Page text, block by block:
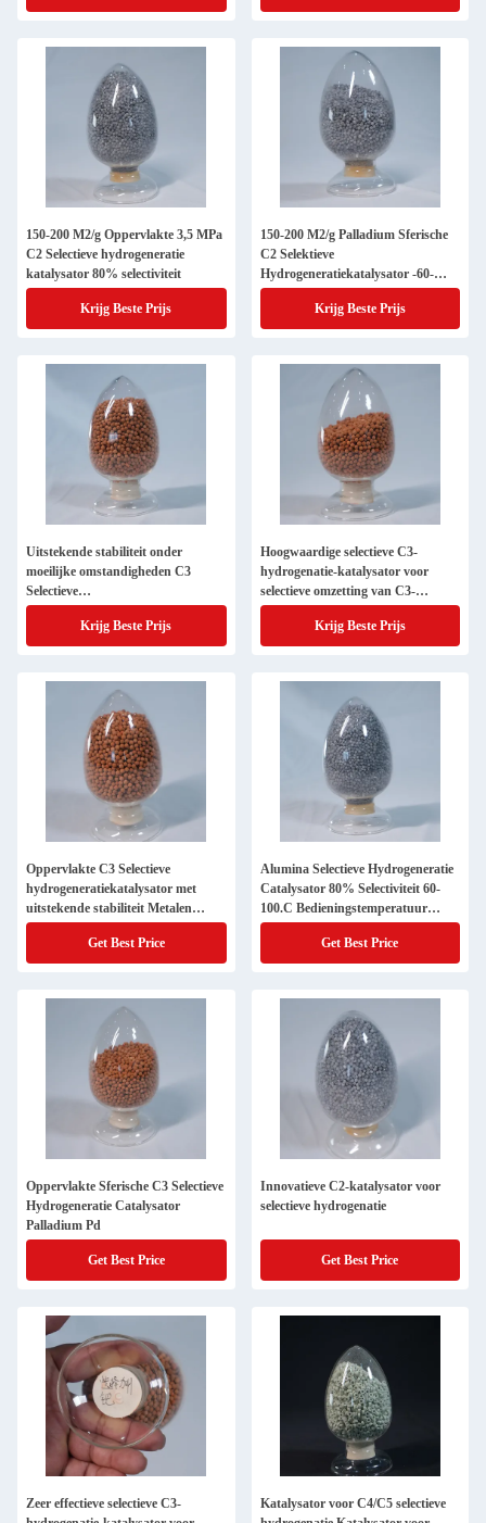
150-200 M2/g Oppervlakte 3,5 MPa
C2 Selectieve hydrogeneratie
katalysator 80% selectiviteit
Krijg Beste Prijs
150-200 M2/g Palladium Sferische
C2 Selektieve
Hydrogeneratiekatalysator -60-
100.C
Krijg Beste Prijs
Uitstekende stabiliteit onder
moeilijke omstandigheden C3
Selectieve
hydrogeneratiekatalysator voor
extreme temperaturen
Krijg Beste Prijs
Hoogwaardige selectieve C3-
hydrogenatie-katalysator voor
selectieve omzetting van C3-
koolwaterstoffen
Krijg Beste Prijs
Oppervlakte C3 Selectieve
hydrogeneratiekatalysator met
uitstekende stabiliteit Metalen
katalysator
Get Best Price
Alumina Selectieve Hydrogeneratie
Catalysator 80% Selectiviteit 60-
100.C Bedieningstemperatuur
Chemische industrie
Get Best Price
Oppervlakte Sferische C3 Selectieve
Hydrogeneratie Catalysator
Palladium Pd
Get Best Price
Innovatieve C2-katalysator voor
selectieve hydrogenatie
Get Best Price
Zeer effectieve selectieve C3-
Katalysator voor C4/C5 selectieve